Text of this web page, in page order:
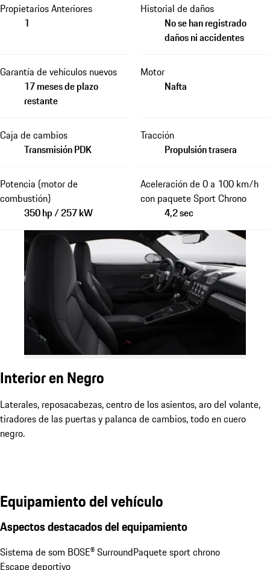
Propietarios Anteriores
1
Historial de daños
No se han registrado
daños ni accidentes
Garantía de vehículos nuevos
17 meses de plazo
restante
Motor
Nafta
Caja de cambios
Transmisión PDK
Tracción
Propulsión trasera
Potencia (motor de
combustión)
350 hp / 257 kW
Aceleración de 0 a 100 km/h
con paquete Sport Chrono
4,2 sec
Interior en Negro
Laterales, reposacabezas, centro de los asientos, aro del volante,
tiradores de las puertas y palanca de cambios, todo en cuero
negro.
Equipamiento del vehículo
Aspectos destacados del equipamiento
Sistema de som BOSE® SurroundPaquete sport chrono
Escape deportivo